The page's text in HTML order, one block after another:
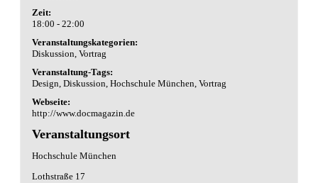
Zeit:
18:00 - 22:00
Veranstaltungskategorien:
Diskussion Vortrag
Veranstaltung-Tags:
Design Diskussion Hochschule München Vortrag
Webseite:
http://www.docmagazin.de
Veranstaltungsort
Hochschule München
Lothstraße 17